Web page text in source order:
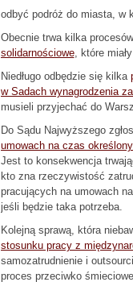
odbyć podróż do miasta, w
Obecnie trwa kilka
solidarnościowe, które
Niedługo odbędzie się kilka
w Sadach wynagrodzenia
musieli przyjechać do
Do Sądu Najwyższego
umowach na czas
Jest to konsekwencja
kto zna rzeczywistość
pracujących na umowach
jeśli będzie taka potrzeba.
Kolejną sprawą, która
stosunku pracy z
samozatrudnienie i
proces przeciwko